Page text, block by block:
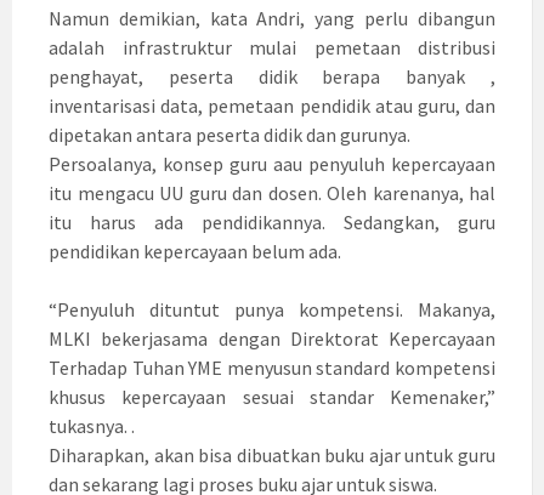
Namun demikian, kata Andri, yang perlu dibangun
adalah infrastruktur mulai pemetaan distribusi
penghayat, peserta didik berapa banyak ,
inventarisasi data, pemetaan pendidik atau guru, dan
dipetakan antara peserta didik dan gurunya.
Persoalanya, konsep guru aau penyuluh kepercayaan
itu mengacu UU guru dan dosen. Oleh karenanya, hal
itu harus ada pendidikannya. Sedangkan, guru
pendidikan kepercayaan belum ada.
“Penyuluh dituntut punya kompetensi. Makanya,
MLKI bekerjasama dengan Direktorat Kepercayaan
Terhadap Tuhan YME menyusun standard kompetensi
khusus kepercayaan sesuai standar Kemenaker,”
tukasnya. .
Diharapkan, akan bisa dibuatkan buku ajar untuk guru
dan sekarang lagi proses buku ajar untuk siswa.